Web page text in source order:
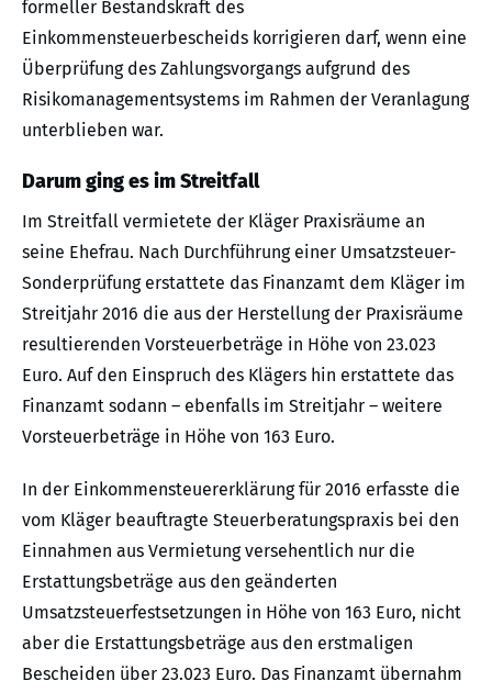
formeller Bestandskraft des
Einkommensteuerbescheids korrigieren darf, wenn eine
Überprüfung des Zahlungsvorgangs aufgrund des
Risikomanagementsystems im Rahmen der Veranlagung
unterblieben war.
Darum ging es im Streitfall
Im Streitfall vermietete der Kläger Praxisräume an
seine Ehefrau. Nach Durchführung einer Umsatzsteuer-
Sonderprüfung erstattete das Finanzamt dem Kläger im
Streitjahr 2016 die aus der Herstellung der Praxisräume
resultierenden Vorsteuerbeträge in Höhe von 23.023
Euro. Auf den Einspruch des Klägers hin erstattete das
Finanzamt sodann – ebenfalls im Streitjahr – weitere
Vorsteuerbeträge in Höhe von 163 Euro.
In der Einkommensteuererklärung für 2016 erfasste die
vom Kläger beauftragte Steuerberatungspraxis bei den
Einnahmen aus Vermietung versehentlich nur die
Erstattungsbeträge aus den geänderten
Umsatzsteuerfestsetzungen in Höhe von 163 Euro, nicht
aber die Erstattungsbeträge aus den erstmaligen
Bescheiden über 23.023 Euro. Das Finanzamt übernahm